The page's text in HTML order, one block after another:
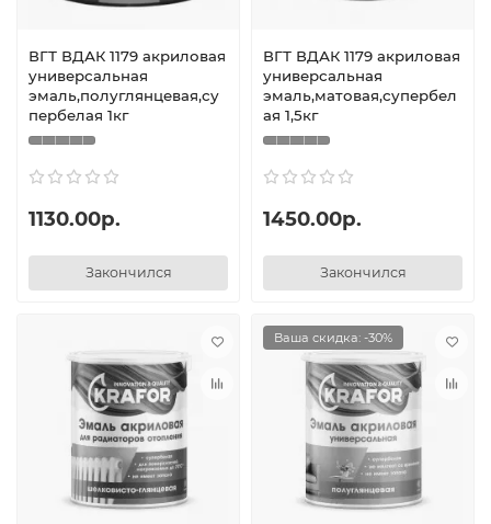
ВГТ ВДАК 1179 акриловая
универсальная
эмаль,полуглянцевая,су
пербелая 1кг
1130.00р.
Закончился
ВГТ ВДАК 1179 акриловая
универсальная
эмаль,матовая,супербел
ая 1,5кг
1450.00р.
Закончился
Ваша скидка: -30%